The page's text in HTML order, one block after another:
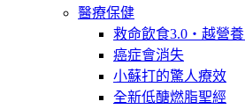
醫療保健
救命飲食3.0‧越營養
癌症會消失
小蘇打的驚人療效
全新低醣燃脂聖經